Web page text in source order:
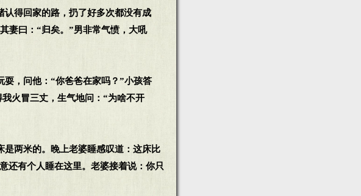
认得回家的路，扔了好多次都没有成
妻曰：“归矣。”男非常气愤，大吼
，问他：“你爸爸在家吗？”小孩答
火冒三丈，生气地问：“为啥不开
两米的。晚上老婆睡感叹道：这床比
还有个人睡在这里。老婆接着说：你只